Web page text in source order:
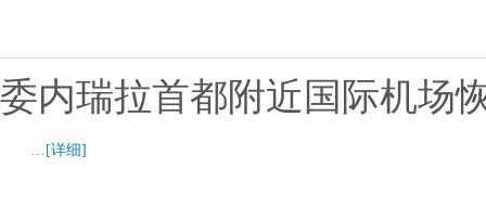
委内瑞拉首都附近国际机场
… [详细]